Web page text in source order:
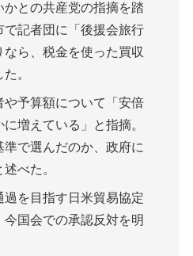
かとの共産党の指摘を踏
で記者団に「後援会旅行
なら、税金を使った買収
。
予算額について「安倍
増えている」と指摘。
準で選んだのか、政府に
べた。
を目指す日米貿易協定
国会での承認反対を明